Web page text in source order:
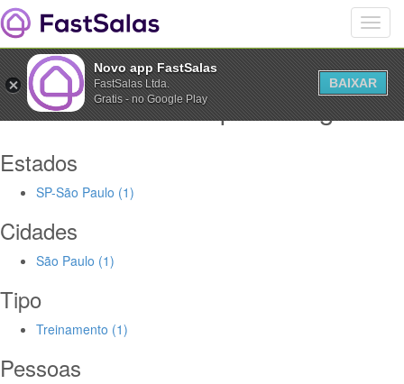
Salas Comerciais para alugar
Estados
SP-São Paulo (1)
Cidades
São Paulo (1)
Tipo
Treinamento (1)
Pessoas
Novo app FastSalas
FastSalas Ltda.
Gratis - no Google Play
BAIXAR